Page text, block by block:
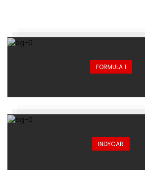
FORMULA 1
INDYCAR